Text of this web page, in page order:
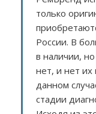
только
России. В
в наличии,
нет, и нет их
данном
стадии